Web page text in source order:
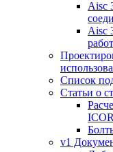
Aisc
Aisc
Список
Статьи о
v1